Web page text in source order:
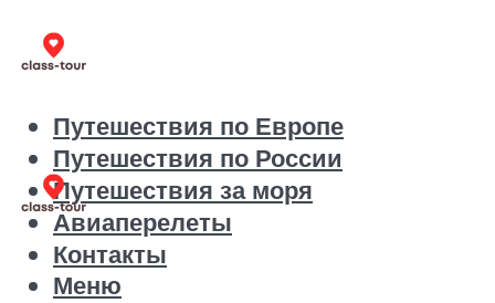
Путешествия по Европе
Путешествия по России
Путешествия за моря
Авиаперелеты
Контакты
Меню